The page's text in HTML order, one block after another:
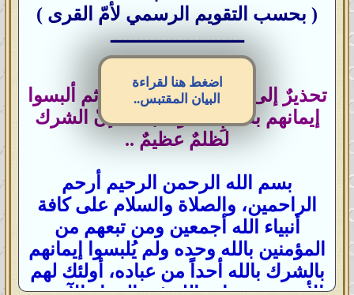
( بحسب التقويم الرسمي لأمّ القرى )
ــــــــــــــــــــــــ
تحذيرٌ إلى كافة المؤمنين بالله ثم ألبسوا
إيمانهم بظلمِ الشرك بالله؛ إنّ الشرك
لظلمٌ عظيمٌ ..
بسم الله الرحمن الرحيم أرحم
الراحمين، والصلاة والسلام على كافة
أنبياء الله أجمعين ومن تبعهم من
المؤمنين بالله وحده ولم يُلبسوا إيمانهم
بالشرك بالله أحداً من عباده، أولئك لهم
اضغط هنا لقراءة
البيان المقتبس..